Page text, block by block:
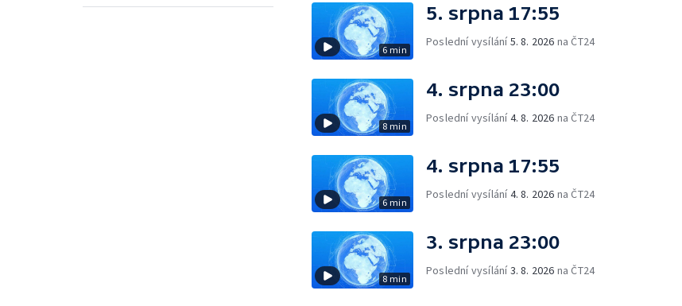
6 min
5. srpna 17:55
Poslední vysílání5. 8. 2026 na ČT24
8 min
4. srpna 23:00
Poslední vysílání4. 8. 2026 na ČT24
6 min
4. srpna 17:55
Poslední vysílání4. 8. 2026 na ČT24
8 min
3. srpna 23:00
Poslední vysílání3. 8. 2026 na ČT24